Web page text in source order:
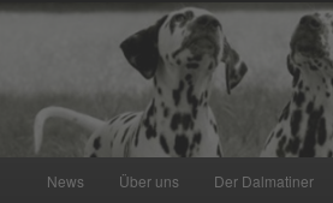
News Über uns Der Dalmatiner